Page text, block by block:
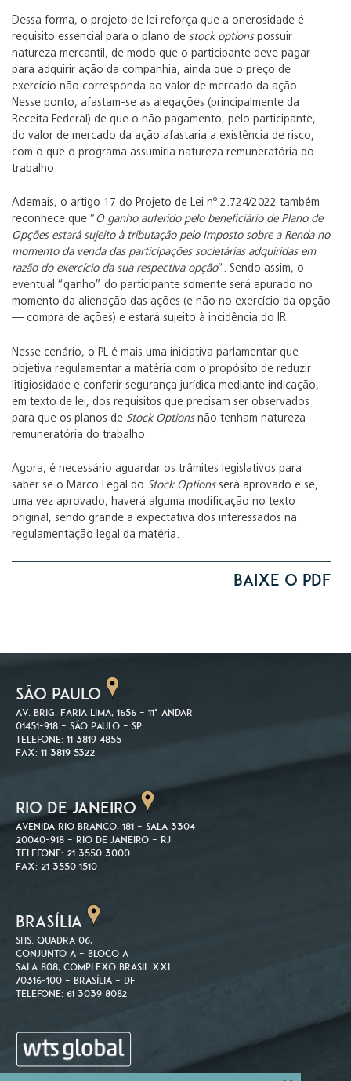
Dessa forma, o projeto de lei reforça que a onerosidade é
requisito essencial para o plano de stock optionspossuir
natureza mercantil, de modo que o participante deve pagar
para adquirir ação da companhia, ainda que o preço de
exercício não corresponda ao valor de mercado da ação.
Nesse ponto, afastam-se as alegações (principalmente da
Receita Federal) de que o não pagamento, pelo participante,
do valor de mercado da ação afastaria a existência de risco,
com o que o programa assumiria natureza remuneratória do
trabalho.
Ademais, o artigo 17 do Projeto de Lei nº 2.724/2022 também
reconhece que “ O ganho auferido pelo beneficiário de Plano de
Opções estará sujeito à tributação pelo Imposto sobre a Renda no
momento da venda das participações societárias adquiridas em
razão do exercício da sua respectiva opção“. Sendo assim, o
eventual “ganho” do participante somente será apurado no
momento da alienação das ações (e não no exercício da opção
— compra de ações) e estará sujeito à incidência do IR.
Nesse cenário, o PL é mais uma iniciativa parlamentar que
objetiva regulamentar a matéria com o propósito de reduzir
litigiosidade e conferir segurança jurídica mediante indicação,
em texto de lei, dos requisitos que precisam ser observados
para que os planos de Stock Optionsnão tenham natureza
remuneratória do trabalho.
Agora, é necessário aguardar os trâmites legislativos para
saber se o Marco Legal do Stock Optionsserá aprovado e se,
uma vez aprovado, haverá alguma modificação no texto
original, sendo grande a expectativa dos interessados na
regulamentação legal da matéria.
Baixe o PDF
SÃO PAULO
Av. Brig. Faria Lima, 1656 – 11º andar
01451-918 – São Paulo – SP
Telefone: 11 3819 4855
Fax: 11 3819 5322
RIO DE JANEIRO
Avenida Rio Branco, 181 – Sala 3304
20040-918 – Rio de Janeiro – RJ
Telefone: 21 3550 3000
Fax: 21 3550 1510
BRASÍLIA
SHS. Quadra 06,
Conjunto A – Bloco A
Sala 808, Complexo Brasil XXI
70316-100 – Brasília – DF
Telefone: 61 3039 8082